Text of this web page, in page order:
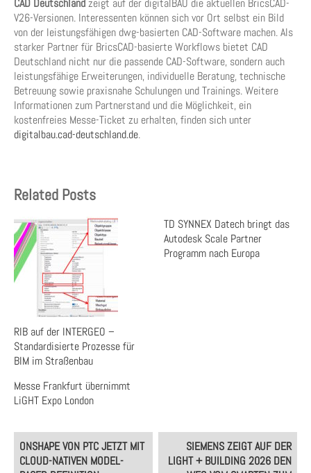
CAD Deutschlandzeigt auf der digitalBAU die aktuellen BricsCAD-
V26-Versionen. Interessenten können sich vor Ort selbst ein Bild
von der leistungsfähigen dwg-basierten CAD-Software machen. Als
starker Partner für BricsCAD-basierte Workflows bietet CAD
Deutschland nicht nur die passende CAD-Software, sondern auch
leistungsfähige Erweiterungen, individuelle Beratung, technische
Betreuung sowie praxisnahe Schulungen und Trainings. Weitere
Informationen zum Partnerstand und die Möglichkeit, ein
kostenfreies Messe-Ticket zu erhalten, finden sich unter
digitalbau.cad-deutschland.de.
Related Posts
RIB auf der INTERGEO –
Standardisierte Prozesse für
BIM im Straßenbau
TD SYNNEX Datech bringt das
Autodesk Scale Partner
Programm nach Europa
Messe Frankfurt übernimmt
LiGHT Expo London
Post
navigation
ONSHAPE VON PTC JETZT MIT
CLOUD-NATIVEN MODEL-
SIEMENS ZEIGT AUF DER
LIGHT + BUILDING 2026 DEN